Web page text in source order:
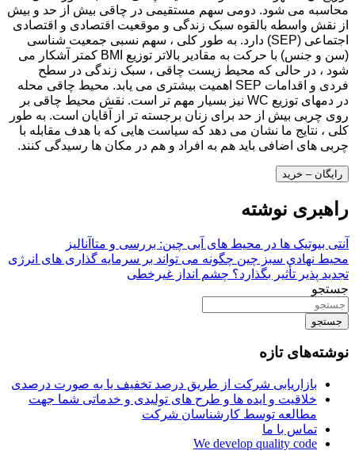
محاسبه می شود. دومی سهم مستقیمی در چاقی بیش از حد و بیش
از نقش واسطه بالقوه سبک زندگی و موقعیت اقتصادی و اقتصادی
اجتماعی (SEP) دارد. به طور کلی ، سهم نسبی جمعیت شناسی
(سن و جنس) با حرکت به مقادیر بالاتر توزیع BMI کمتر آشکار می
شود ، در حالی که محیط زیست چاقی ، سبک زندگی در سطح
فردی و اقدامات SEP اهمیت بیشتری می یابد. محیط چاقی محله
در دمهای توزیع WC نیز بسیار مهم تر است. نقش محیط چاقی بر
روی چربی بیش از حد برای زنان برجسته تر از آقایان است. به طور
کلی ، نتایج ما نشان می دهد که سیاست هایی که با هدف مقابله با
چربی های اضافی باید هم به افراد و هم در مکان ها رسیدگی کنند.
رایگان – خرید
راهبری نوشته
آنتی بیوتیک ها در محیط های آبی چین: بررسی و متاآنالیز
محیط نهادی سبز چین چگونه می تواند بر سرمایه گذاری های انرژی
تجدید پذیر تأثیر بگذارد؟ چشم انداز غیرخطی
جستجو
جستجو
نوشته‌های تازه
بازاریابی شرکت از طریق درصد تخفیف یا به صورت درصدی
خلاقیت و ایده ها و طرح های تولیدی و خدماتی شما جهت
مطالعه توسط کارشناسان شرکت
تماس با ما
We develop quality code